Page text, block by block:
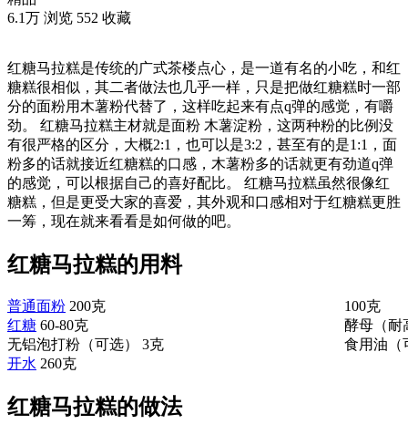
6.1万 浏览 552 收藏
红糖马拉糕是传统的广式茶楼点心，是一道有名的小吃，和红
糖糕很相似，其二者做法也几乎一样，只是把做红糖糕时一部
分的面粉用木薯粉代替了，这样吃起来有点q弹的感觉，有嚼
劲。 红糖马拉糕主材就是面粉 木薯淀粉，这两种粉的比例没
有很严格的区分，大概2:1，也可以是3:2，甚至有的是1:1，面
粉多的话就接近红糖糕的口感，木薯粉多的话就更有劲道q弹
的感觉，可以根据自己的喜好配比。 红糖马拉糕虽然很像红
糖糕，但是更受大家的喜爱，其外观和口感相对于红糖糕更胜
一筹，现在就来看看是如何做的吧。
红糖马拉糕的用料
普通面粉 200克
100克
红糖 60-80克
酵母（耐
无铝泡打粉（可选） 3克
食用油（
开水 260克
红糖马拉糕的做法